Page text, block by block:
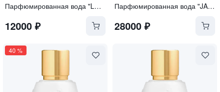
Парфюмированная вода "LUST FOR LIFE"
12000 ₽
Парфюмированная вода "JASMIN SACRÉ"
28000₽
40 %